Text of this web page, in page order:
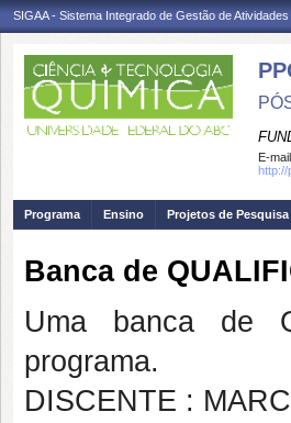
SIGAA - Sistema Integrado de Gestão de
E-
http://
Programa Ensino Projetos de Pesquisa
Banca de
Uma banca de
programa.
DISCENTE :